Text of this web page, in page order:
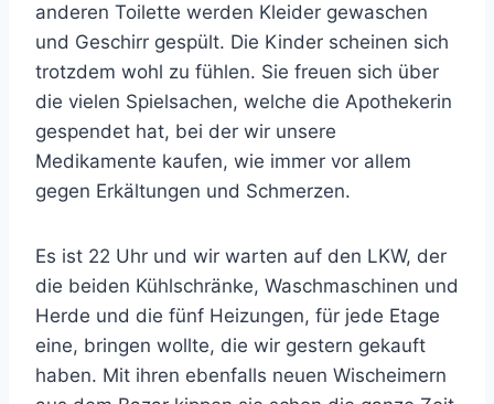
anderen Toilette werden Kleider gewaschen
und Geschirr gespült. Die Kinder scheinen sich
trotzdem wohl zu fühlen. Sie freuen sich über
die vielen Spielsachen, welche die Apothekerin
gespendet hat, bei der wir unsere
Medikamente kaufen, wie immer vor allem
gegen Erkältungen und Schmerzen.
Es ist 22 Uhr und wir warten auf den LKW, der
die beiden Kühlschränke, Waschmaschinen und
Herde und die fünf Heizungen, für jede Etage
eine, bringen wollte, die wir gestern gekauft
haben. Mit ihren ebenfalls neuen Wischeimern